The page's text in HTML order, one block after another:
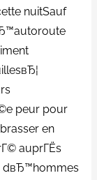
nuitSauf
peur pour
en
auprГЁs
dвЂ™hommes